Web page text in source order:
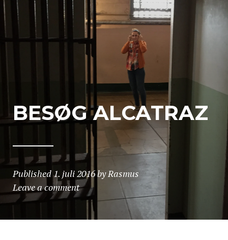
BESØG ALCATRAZ
Published1. juli 2016byRasmus
Leave a comment